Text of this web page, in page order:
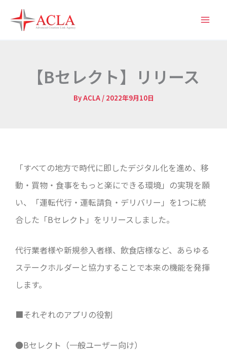
【Bセレクト】リリース
ByACLA / 2022年9月10日
「すべての地方で時代に即したデジタル化を進め、移
動・買物・食事をもっと楽にできる環境」の実現を願
い、「運転代行・運転請負・デリバリー」を1つに統
合した「Bセレクト」をリリースしました。
代行業者様や新規参入者様、飲食店様など、あらゆる
ステークホルダーと協力することで本来の機能を発揮
します。
■それぞれのアプリの役割
●Bセレクト（一般ユーザー向け）